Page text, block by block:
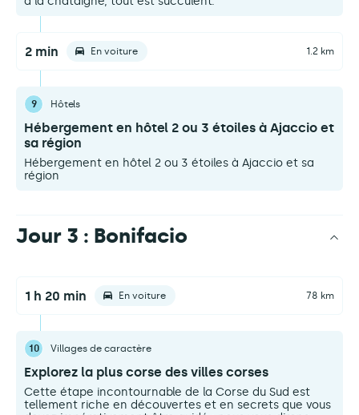
2 min En voiture 1.2 km
9 Hôtels
Hébergement en hôtel 2 ou 3 étoiles à Ajaccio et
sa région
Hébergement en hôtel 2 ou 3 étoiles à Ajaccio et sa
région
Jour 3 : Bonifacio
1 h 20 min En voiture 78 km
10 Villages de caractère
Explorez la plus corse des villes corses
Cette étape incontournable de la Corse du Sud est
tellement riche en découvertes et en secrets que vous